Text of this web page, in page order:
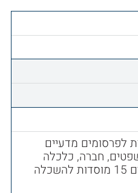
לפרסומים מדעיים
חברה, כלכלה
והניהול. בעסקה משתתפים 15 מוסדות להשכלה